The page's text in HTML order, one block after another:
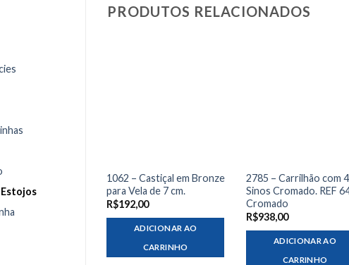
Estojos
PRODUTOS RELACIONADOS
1062 – Castiçal em Bronze
para Vela de 7 cm.
R$192,00
ADICIONAR AO
CARRINHO
2785 – Carrilhão com 4
Sinos Cromado. REF
Cromado
R$938,00
ADICIONAR AO
CARRINHO